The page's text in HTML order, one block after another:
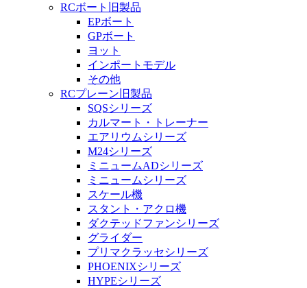
RCボート旧製品
EPボート
GPボート
ヨット
インポートモデル
その他
RCプレーン旧製品
SQSシリーズ
カルマート・トレーナー
エアリウムシリーズ
M24シリーズ
ミニュームADシリーズ
ミニュームシリーズ
スケール機
スタント・アクロ機
ダクテッドファンシリーズ
グライダー
プリマクラッセシリーズ
PHOENIXシリーズ
HYPEシリーズ